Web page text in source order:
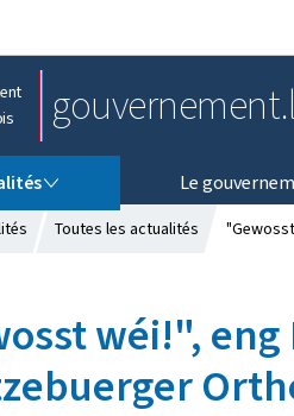
Le
Toutes les actualités
wéi!",